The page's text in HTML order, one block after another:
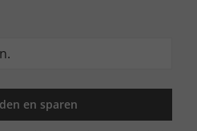
en sparen